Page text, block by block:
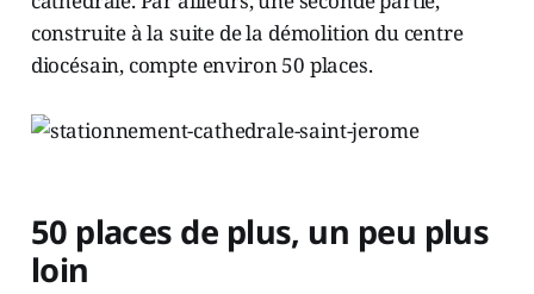
construite à la suite de la démolition du centre
diocésain, compte environ 50 places.
50 places de plus, un peu plus
loin